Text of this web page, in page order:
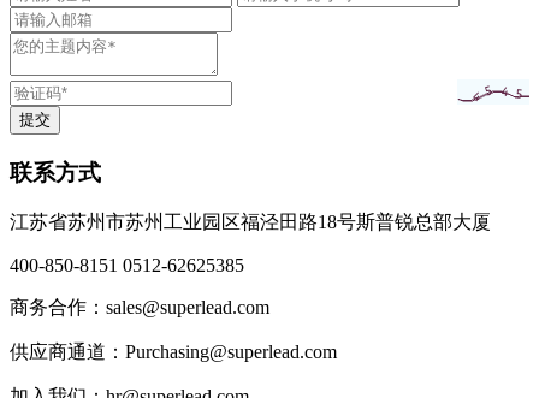
联系方式
江苏省苏州市苏州工业园区福泾田路18号斯普锐总部大厦
400-850-8151 0512-62625385
商务合作：sales@superlead.com
供应商通道：Purchasing@superlead.com